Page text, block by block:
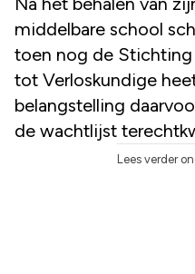
middelbare school
toen nog de
tot Verloskundige
belangstelling
de wachtlijst
Lees verder